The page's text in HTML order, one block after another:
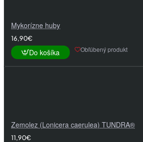
Mykorízne huby
16,90€
Do košíka Obľúbený produkt
Zemolez (Lonicera caerulea) TUNDRA®
11,90€